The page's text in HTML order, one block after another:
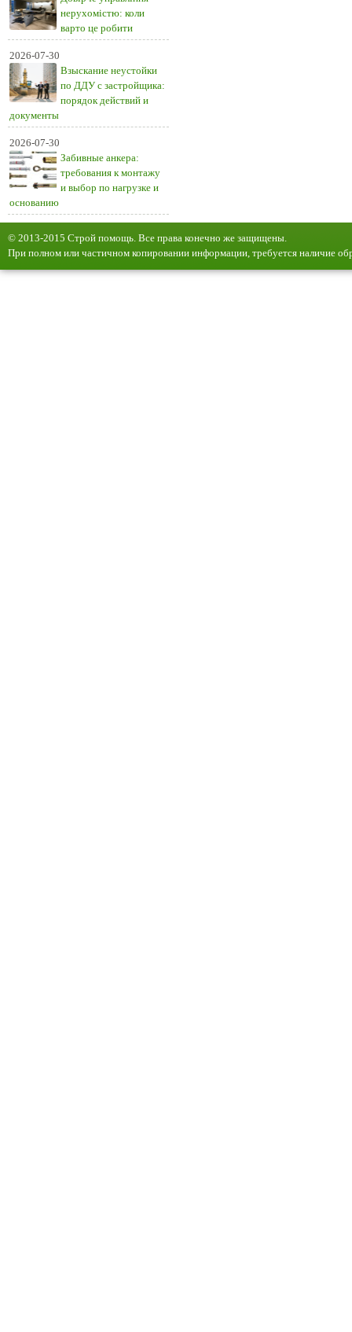
нерухомістю: коли
варто це робити
2026-07-30
Взыскание неустойки
по ДДУ с застройщика:
порядок действий и
документы
2026-07-30
Забивные анкера:
требования к монтажу
и выбор по нагрузке и
основанию
© 2013-2015 Строй помощь. Все права конечно же защищены.
При полном или частичном копировании информации, требуется наличие